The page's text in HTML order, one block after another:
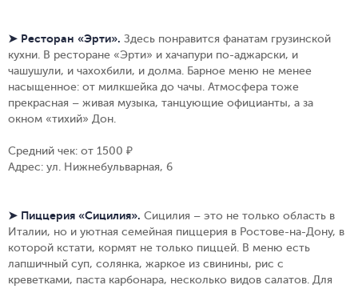
➤ Ресторан «Эрти». Здесь понравится фанатам грузинской
кухни. В ресторане «Эрти» и хачапури по-аджарски, и
чашушули, и чахохбили, и долма. Барное меню не менее
насыщенное: от милкшейка до чачы. Атмосфера тоже
прекрасная – живая музыка, танцующие официанты, а за
окном «тихий» Дон.
Средний чек: от 1500 ₽
Адрес: ул. Нижнебульварная, 6
➤ Пиццерия «Сицилия». Сицилия – это не только область в
Италии, но и уютная семейная пиццерия в Ростове-на-Дону, в
которой кстати, кормят не только пиццей. В меню есть
лапшичный суп, солянка, жаркое из свинины, рис с
креветками, паста карбонара, несколько видов салатов. Для